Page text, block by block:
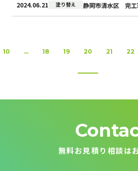
2024.06.21 塗り替え 静岡市清水区 完工
10 ... 18 19 20 21 22
無料お見積り相談は